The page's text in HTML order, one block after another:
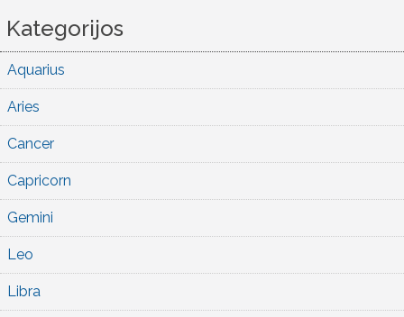
Kategorijos
Aquarius
Aries
Cancer
Capricorn
Gemini
Leo
Libra